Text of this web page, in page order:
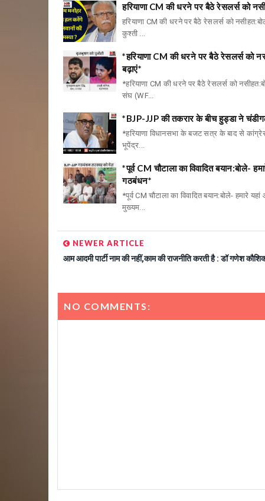
हरियाणा CM की धरने पर बैठे रेसलर्स को
हरियाणा CM की धरने पर बैठे रेसलर्स को
कुश्ती ...
*हरियाणा CM की धरने पर बैठे रेसलर्स को
बढ़ाएं*
*हरियाणा CM की धरने पर बैठे रेसलर्स को
संघ (WF...
*BJP-JJP की तकरार के बीच हुड्डा ने
*हरियाणा विधानसभा के बजट सत्र के बाद से
भूपेंद्र...
*पूर्व CM चौटाला का विवादित
गठबंधन*
*पूर्व CM चौटाला का विवादित बयान:बोले- हमारे
मुख्यम...
NEWER ARTICLE
आम आदमी पार्टी नाम की नहीं,काम की राजनीति करती है : डॉ गणेश
NO COMMENTS: